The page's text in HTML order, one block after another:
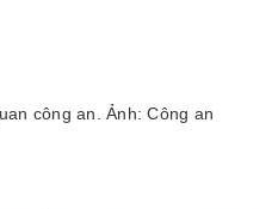
công an. Ảnh: Công an